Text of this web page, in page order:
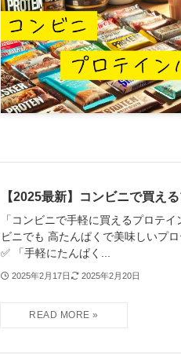
【2025最新】コンビニで買え
「コンビニで手軽に買えるプロテ
ビニでも 高たんぱくで美味しいプ
✅ 「手軽にたんぱく...
2025年2月17日 2025年2月20日